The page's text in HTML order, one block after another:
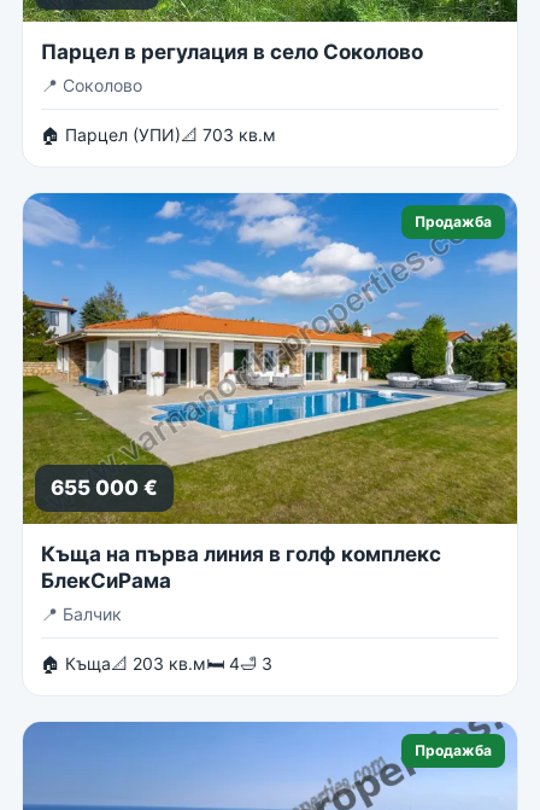
Парцел в регулация в село Соколово
📍 Соколово
🏠 Парцел (УПИ)📐 703 кв.м
Продажба
655 000 €
Къща на първа линия в голф комплекс
БлекСиРама
📍 Балчик
🏠 Къща📐 203 кв.м🛏 4🛁 3
Продажба